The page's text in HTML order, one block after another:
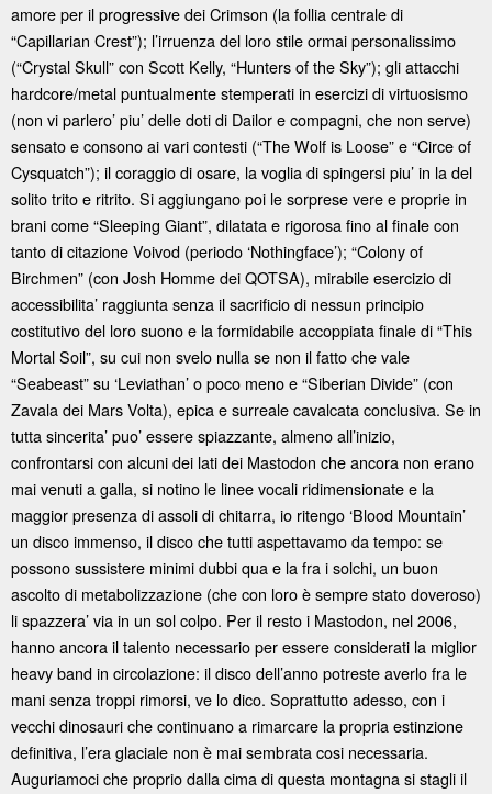
amore per il progressive dei Crimson (la follia centrale di
“Capillarian Crest”); l’irruenza del loro stile ormai personalissimo
(“Crystal Skull” con Scott Kelly, “Hunters of the Sky”); gli attacchi
hardcore/metal puntualmente stemperati in esercizi di virtuosismo
(non vi parlero’ piu’ delle doti di Dailor e compagni, che non serve)
sensato e consono ai vari contesti (“The Wolf is Loose” e “Circe of
Cysquatch”); il coraggio di osare, la voglia di spingersi piu’ in la del
solito trito e ritrito. Si aggiungano poi le sorprese vere e proprie in
brani come “Sleeping Giant”, dilatata e rigorosa fino al finale con
tanto di citazione Voivod (periodo ‘Nothingface’); “Colony of
Birchmen” (con Josh Homme dei QOTSA), mirabile esercizio di
accessibilita’ raggiunta senza il sacrificio di nessun principio
costitutivo del loro suono e la formidabile accoppiata finale di “This
Mortal Soil”, su cui non svelo nulla se non il fatto che vale
“Seabeast” su ‘Leviathan’ o poco meno e “Siberian Divide” (con
Zavala dei Mars Volta), epica e surreale cavalcata conclusiva. Se in
tutta sincerita’ puo’ essere spiazzante, almeno all’inizio,
confrontarsi con alcuni dei lati dei Mastodon che ancora non erano
mai venuti a galla, si notino le linee vocali ridimensionate e la
maggior presenza di assoli di chitarra, io ritengo ‘Blood Mountain’
un disco immenso, il disco che tutti aspettavamo da tempo: se
possono sussistere minimi dubbi qua e la fra i solchi, un buon
ascolto di metabolizzazione (che con loro è sempre stato doveroso)
li spazzera’ via in un sol colpo. Per il resto i Mastodon, nel 2006,
hanno ancora il talento necessario per essere considerati la miglior
heavy band in circolazione: il disco dell’anno potreste averlo fra le
mani senza troppi rimorsi, ve lo dico. Soprattutto adesso, con i
vecchi dinosauri che continuano a rimarcare la propria estinzione
definitiva, l’era glaciale non è mai sembrata cosi necessaria.
Auguriamoci che proprio dalla cima di questa montagna si stagli il